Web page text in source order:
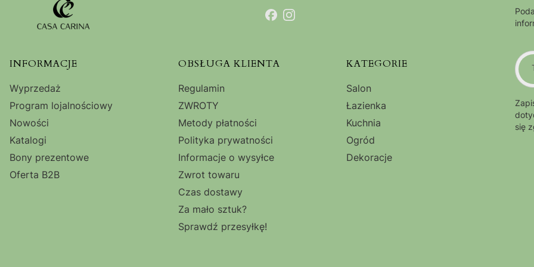
Linki w stopce
INFORMACJE
Wyprzedaż
Program lojalnościowy
Nowości
Katalogi
Bony prezentowe
Oferta B2B
OBSŁUGA KLIENTA
Regulamin
ZWROTY
Metody płatności
Polityka prywatności
Informacje o wysyłce
Zwrot towaru
Czas dostawy
Za mało sztuk?
Sprawdź przesyłkę!
KATEGORIE
Salon
Łazienka
Kuchnia
Ogród
Dekoracje
się